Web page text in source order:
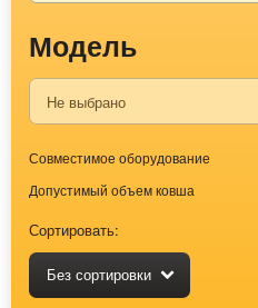
Модель
Совместимое оборудование
Допустимый объем ковша
Сортировать:
Без сортировки